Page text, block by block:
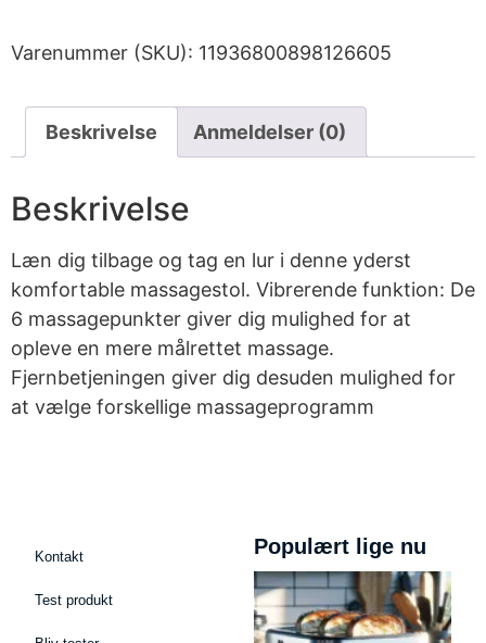
Varenummer (SKU): 11936800898126605
Beskrivelse Anmeldelser (0)
Beskrivelse
Læn dig tilbage og tag en lur i denne yderst
komfortable massagestol. Vibrerende funktion: De
6 massagepunkter giver dig mulighed for at
opleve en mere målrettet massage.
Fjernbetjeningen giver dig desuden mulighed for
at vælge forskellige massageprogramm
Kontakt
Test produkt
Populært lige nu